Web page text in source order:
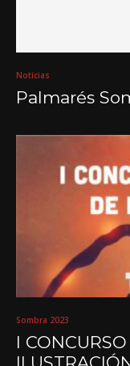
Noticias
Palmarés
Sombra 2023
I